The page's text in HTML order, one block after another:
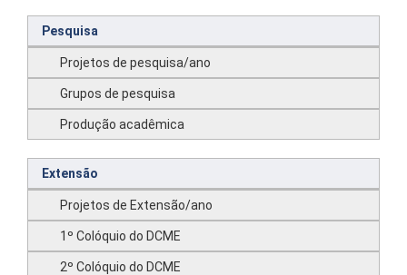
Pesquisa
Projetos de pesquisa/ano
Grupos de pesquisa
Produção acadêmica
Extensão
Projetos de Extensão/ano
1º Colóquio do DCME
2º Colóquio do DCME